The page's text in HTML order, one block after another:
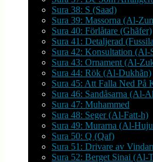
Sura 38: S (Saad)
Sura 39: Massorna (Al-
Sura 40: Förlåtare (Ghãfer)
Sura 41: Detaljerad
Sura 42: Konsultation (Al-
Sura 43: Ornament (Al-
Sura 44: Rök (Al-Dukhãn)
Sura 45: Att Falla Ned På
Sura 46: Sandåsarna (Al-
Sura 47: Muhammed
Sura 48: Seger (Al-Fatt-h)
Sura 49: Murarna (Al-
Sura 50: Q (Qaf)
Sura 51: Drivare av
Sura 52: Berget Sinai (Al-